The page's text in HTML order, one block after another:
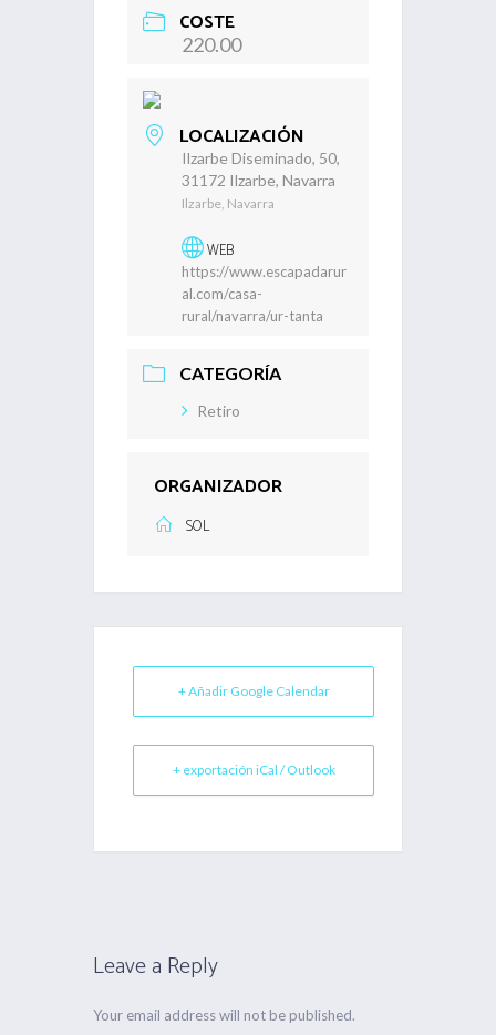
COSTE
220.00
LOCALIZACIÓN
Ilzarbe Diseminado, 50,
31172 Ilzarbe, Navarra
Ilzarbe, Navarra
WEB
https://www.escapadarur
al.com/casa-
rural/navarra/ur-tanta
CATEGORÍA
Retiro
ORGANIZADOR
SOL
+ Añadir Google Calendar
+ exportación iCal / Outlook
Leave a Reply
Your email address will not be published.